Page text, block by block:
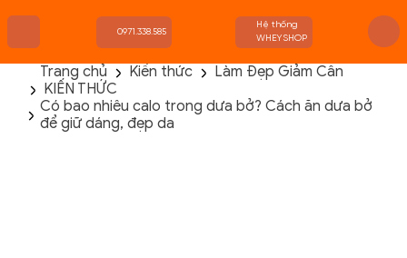
TRANG CHỦ
FLASH SALE
THANH LÝ
0971.338.585
Hệ thống
WHEYSHOP
Trang chủ Kiến thức
Làm Đẹp Giảm Cân
KIẾN THỨC
Có bao nhiêu calo trong dưa bở? Cách ăn dưa bở
để giữ dáng, đẹp da